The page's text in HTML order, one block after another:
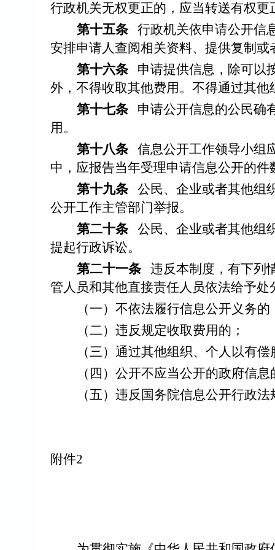
行政机关无权更正的，应当转送有权
第十五条
行政机关依申请公开信
安排申请人查阅相关资料、提供复制
第十六条
申请提供信息，除可以
外，不得收取其他费用。不得通过其
第十七条
申请公开信息的公民确
用。
第十八条
信息公开工作领导小组
中，应报告当年受理申请信息公开的件
第十九条
公民、企业或者其他组
公开工作主管部门举报。
第二十条
公民、企业或者其他组
提起行政诉讼。
第二十一条
违反本制度，有下列
管人员和其他直接责任人员依法给予
（一）不依法履行信息公开义务的
（二）违反规定收取费用的；
（三）通过其他组织、个人以有
（四）公开不应当公开的政府信息
（五）违反国务院信息公开行政
附件2